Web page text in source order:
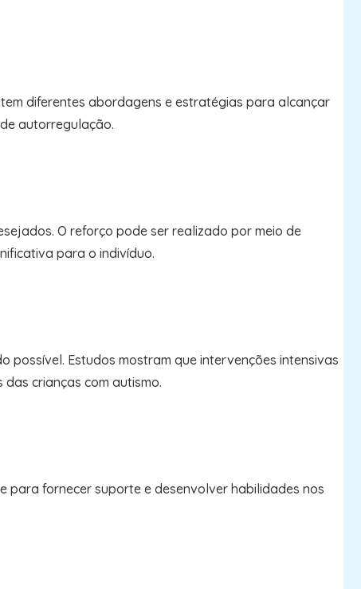
diferentes abordagens e estratégias para alcançar
autorregulação.
O reforço pode ser realizado por meio de
para o indivíduo.
possível. Estudos mostram que intervenções intensivas
crianças com autismo.
para fornecer suporte e desenvolver habilidades nos